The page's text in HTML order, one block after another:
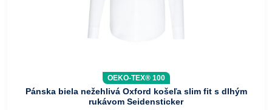
OEKO-TEX® 100
Pánska biela nežehlivá Oxford košeľa slim fit s dlhým
rukávom Seidensticker